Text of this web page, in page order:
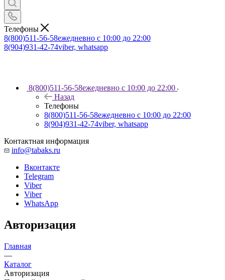
Телефоны
8(800)511-56-58ежедневно с 10:00 до 22:00
8(904)931-42-74viber, whatsapp
8(800)511-56-58ежедневно с 10:00 до 22:00
Назад
Телефоны
8(800)511-56-58ежедневно с 10:00 до 22:00
8(904)931-42-74viber, whatsapp
Контактная информация
info@tabaks.ru
Вконтакте
Telegram
Viber
Viber
WhatsApp
Авторизация
Главная
—
Каталог
Авторизация